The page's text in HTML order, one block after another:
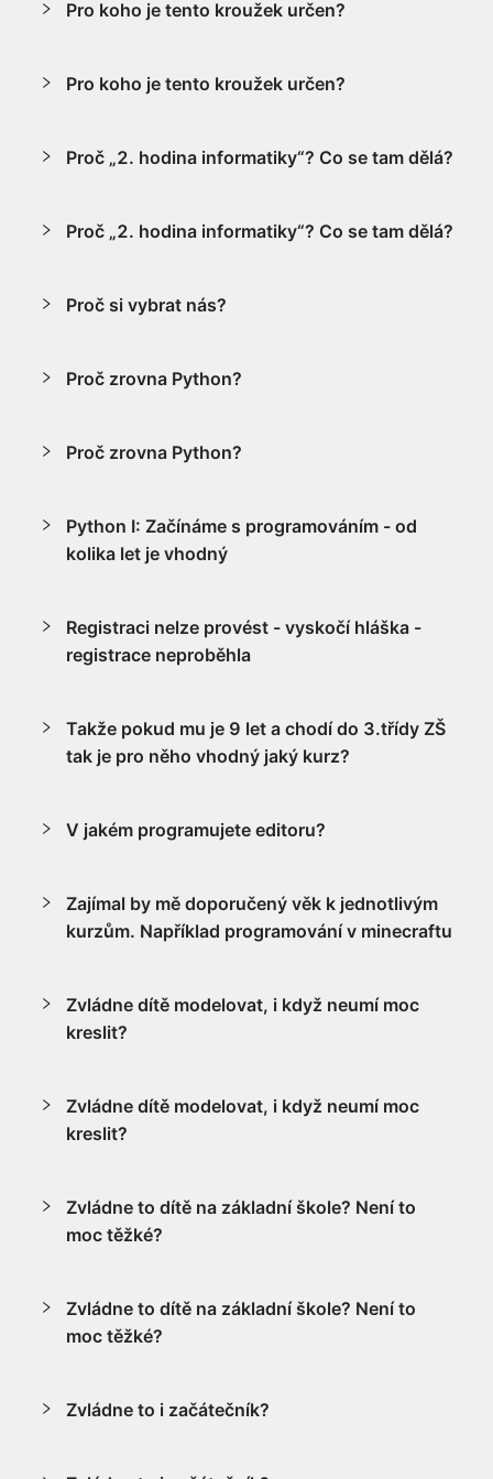
Pro koho je tento kroužek určen?
Pro koho je tento kroužek určen?
Proč „2. hodina informatiky“? Co se tam dělá?
Proč „2. hodina informatiky“? Co se tam dělá?
Proč si vybrat nás?
Proč zrovna Python?
Proč zrovna Python?
Python I: Začínáme s programováním - od
kolika let je vhodný
Registraci nelze provést - vyskočí hláška -
registrace neproběhla
Takže pokud mu je 9 let a chodí do 3.třídy ZŠ
tak je pro něho vhodný jaký kurz?
V jakém programujete editoru?
Zajímal by mě doporučený věk k jednotlivým
kurzům. Například programování v minecraftu
Zvládne dítě modelovat, i když neumí moc
kreslit?
Zvládne dítě modelovat, i když neumí moc
kreslit?
Zvládne to dítě na základní škole? Není to
moc těžké?
Zvládne to dítě na základní škole? Není to
moc těžké?
Zvládne to i začátečník?